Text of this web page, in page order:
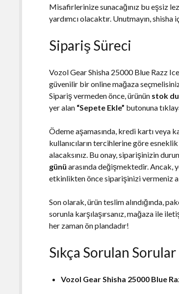
Misafirlerinize sunacağınız bu eşsiz
yardımcı olacaktır. Unutmayın,
Sipariş Süreci
Vozol Gear Shisha 25000 Blue Razz
güvenilir bir online mağaza
Sipariş vermeden önce, ürünün stok
yer alan “Sepete Ekle” butonuna
Ödeme aşamasında, kredi kartı veya
kullanıcıların tercihlerine göre
alacaksınız. Bu onay, siparişinizin
günü arasında değişmektedir. Ancak,
etkinlikten önce siparişinizi vermeniz
Son olarak, ürün teslim alındığında,
sorunla karşılaşırsanız, mağaza ile
her zaman ön plandadır!
Sıkça Sorulan Sorular
Vozol Gear Shisha 25000 Blue